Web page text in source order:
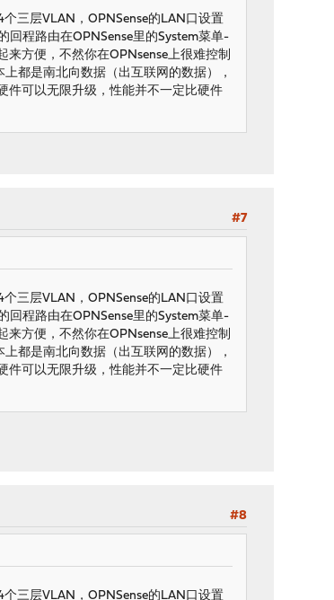
三层VLAN，OPNSense的LAN口设置
回程路由在OPNSense里的System菜单-
来方便，不然你在OPNsense上很难控制
都是南北向数据（出互联网的数据），
件可以无限升级，性能并不一定比硬件
#7
三层VLAN，OPNSense的LAN口设置
回程路由在OPNSense里的System菜单-
来方便，不然你在OPNsense上很难控制
都是南北向数据（出互联网的数据），
件可以无限升级，性能并不一定比硬件
#8
三层VLAN，OPNSense的LAN口设置